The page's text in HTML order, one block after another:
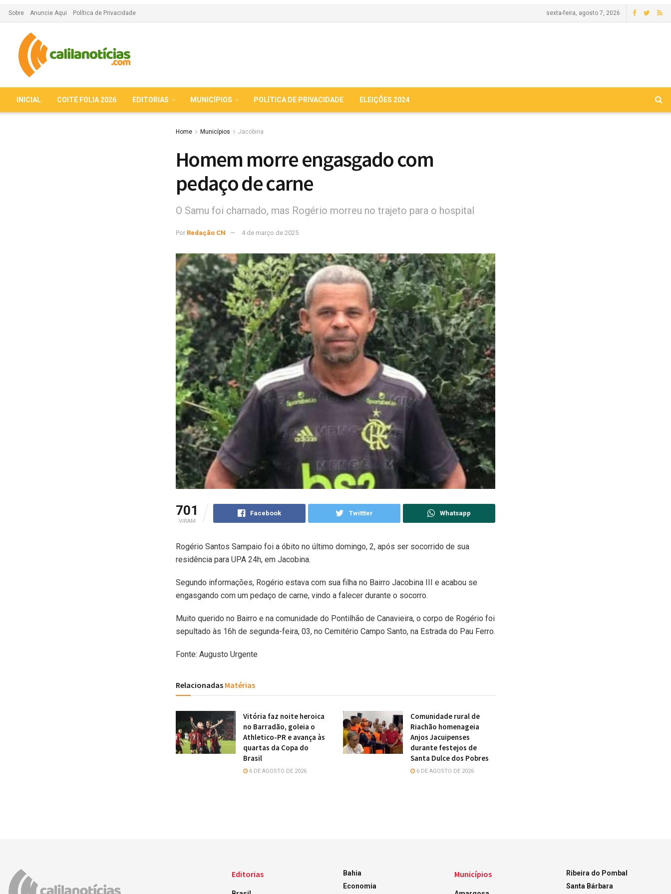
Sobre Anuncie Aqui Política de Privacidade sexta-feira, agosto 7, 2026
INICIAL COITÉ FOLIA 2026 EDITORIAS MUNICÍPIOS POLÍTICA DE PRIVACIDADE ELEIÇÕES 2024
Home Municípios Jacobina
Homem morre engasgado com
pedaço de carne
O Samu foi chamado, mas Rogério morreu no trajeto para o hospital
Por Redação CN 4 de março de 2025
701
VIRAM
Facebook Twittter Whatsapp
Rogério Santos Sampaio foi a óbito no último domingo, 2, após ser socorrido de sua
residência para UPA 24h, em Jacobina.
Segundo informações, Rogério estava com sua filha no Bairro Jacobina III e acabou se
engasgando com um pedaço de carne, vindo a falecer durante o socorro.
Muito querido no Bairro e na comunidade do Pontilhão de Canavieira, o corpo de Rogério foi
sepultado às 16h de segunda-feira, 03, no Cemitério Campo Santo, na Estrada do Pau Ferro.
Fonte: Augusto Urgente
Relacionadas Matérias
Vitória faz noite heroica
no Barradão, goleia o
Athletico-PR e avança às
quartas da Copa do
Brasil
6 DE AGOSTO DE 2026
Comunidade rural de
Riachão homenageia
Anjos Jacuipenses
durante festejos de
Santa Dulce dos Pobres
6 DE AGOSTO DE 2026
Editorias
Bahia
Economia
Municípios
Ribeira do Pombal
Santa Bárbara